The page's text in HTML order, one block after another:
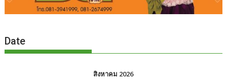
Date
สิงหาคม 2026